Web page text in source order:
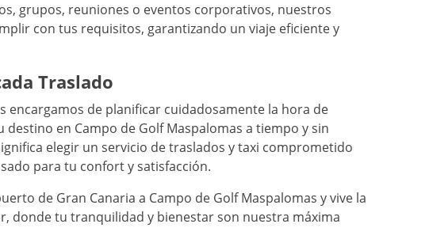
grupos, reuniones o eventos corporativos, nuestros
con tus requisitos, garantizando un viaje eficiente y
Traslado
encargamos de planificar cuidadosamente la hora de
en Campo de Golf Maspalomas a tiempo y sin
elegir un servicio de traslados y taxi comprometido
para tu confort y satisfacción.
de Gran Canaria a Campo de Golf Maspalomas y vive la
donde tu tranquilidad y bienestar son nuestra máxima